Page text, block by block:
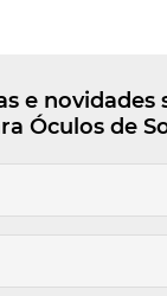
e novidades
Óculos de